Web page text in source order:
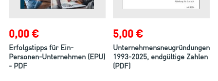
0,00 €
Erfolgstipps für Ein-
Personen-Unternehmen (EPU)
- PDF
5,00 €
Unternehmensneugründungen
1993-2025, endgültige Zahlen
(PDF)